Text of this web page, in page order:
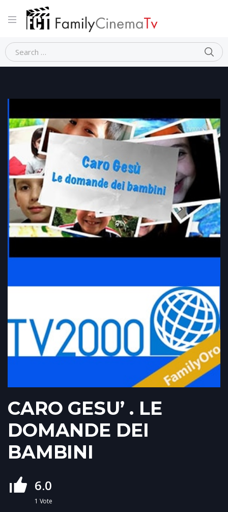
Home CARO GESU’ . LE DOMANDE DEI BAMBINI
CARO GESU’ . LE
DOMANDE DEI
BAMBINI
6.0
1 Vote